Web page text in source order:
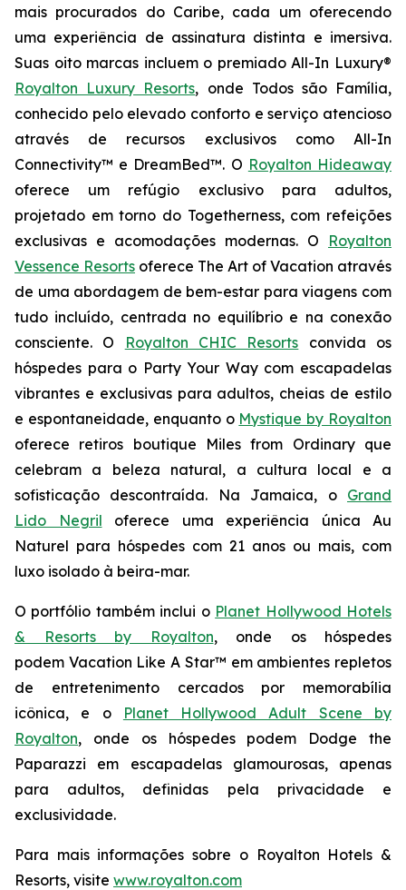
mais procurados do Caribe, cada um oferecendo
uma experiência de assinatura distinta e imersiva.
Suas oito marcas incluem o premiado All-In Luxury®
Royalton Luxury Resorts, onde Todos são Família,
conhecido pelo elevado conforto e serviço atencioso
através de recursos exclusivos como All-In
Connectivity™ e DreamBed™. O Royalton Hideaway
oferece um refúgio exclusivo para adultos,
projetado em torno do Togetherness, com refeições
exclusivas e acomodações modernas. O Royalton
Vessence Resorts oferece The Art of Vacation através
de uma abordagem de bem-estar para viagens com
tudo incluído, centrada no equilíbrio e na conexão
consciente. O
Royalton CHIC Resorts convida os
hóspedes para o Party Your Waycom escapadelas
vibrantes e exclusivas para adultos, cheias de estilo
e espontaneidade, enquanto o Mystique by Royalton
oferece retiros boutique Miles from Ordinaryque
celebram a beleza natural, a cultura local e a
sofisticação descontraída. Na Jamaica, o Grand
Lido Negril oferece uma experiência única Au
Naturel para hóspedes com 21 anos ou mais, com
luxo isolado à beira-mar.
O portfólio também inclui o Planet Hollywood Hotels
& Resorts by Royalton, onde os hóspedes
podem Vacation Like A Star™ em ambientes repletos
de entretenimento cercados por memorabília
icônica, e o
Planet Hollywood Adult Scene by
Royalton, onde os hóspedes podem Dodge the
Paparazzi em escapadelas glamourosas, apenas
para adultos, definidas pela privacidade e
exclusividade.
Para mais informações sobre o Royalton Hotels &
Resorts, visite www.royalton.com